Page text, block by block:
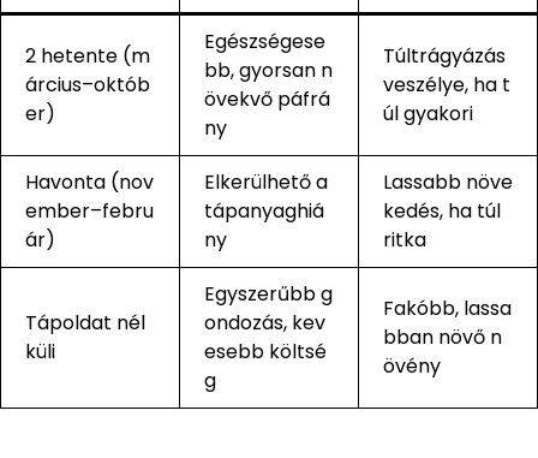
2 hetente (m
árcius–októb
er)
Egészségese
bb, gyorsan n
övekvő páfrá
ny
Túltrágyázás
veszélye, ha t
úl gyakori
Havonta (nov
ember–febru
ár)
Elkerülhető a
tápanyaghiá
ny
Lassabb növe
kedés, ha túl
ritka
Tápoldat nél
küli
Egyszerűbb g
ondozás, kev
esebb költsé
g
Fakóbb, lassa
bban növő n
övény